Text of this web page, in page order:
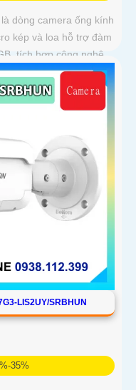
dòng camera ống kính
kép và loa hỗ trợ đàm
tích hợp công nghệ
điều kiện ánh sáng
LIS2UY/SRBHUN
35%